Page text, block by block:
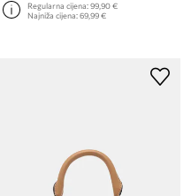
Regularna cijena:99,90 €
Najniža cijena:69,99 €